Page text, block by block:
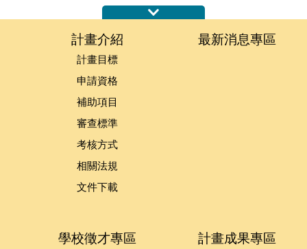
計畫介紹
計畫目標
申請資格
補助項目
審查標準
考核方式
相關法規
文件下載
最新消息專區
學校徵才專區 計畫成果專區